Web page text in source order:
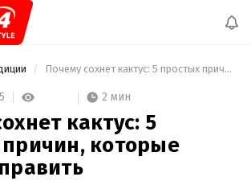
Почему сохнет кактус: 5 простых причин, которые легко исправить
2 мин
кактус: 5
которые